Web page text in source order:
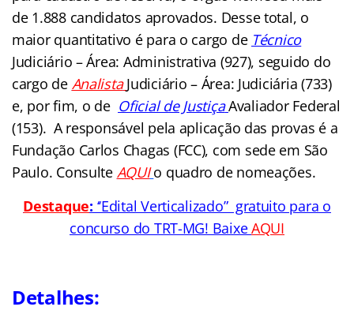
de 1.888 candidatos aprovados. Desse total, o
maior quantitativo é para o cargo de Técnico
Judiciário – Área: Administrativa (927), seguido do
cargo de Analista Judiciário – Área: Judiciária (733)
e, por fim, o de Oficial de JustiçaAvaliador Federal
(153). A responsável pela aplicação das provas é a
Fundação Carlos Chagas (FCC), com sede em São
Paulo. Consulte AQUI o quadro de nomeações.
Destaque: ‘‘Edital Verticalizado” gratuito para o
concurso do TRT-MG! BaixeAQUI
Detalhes: